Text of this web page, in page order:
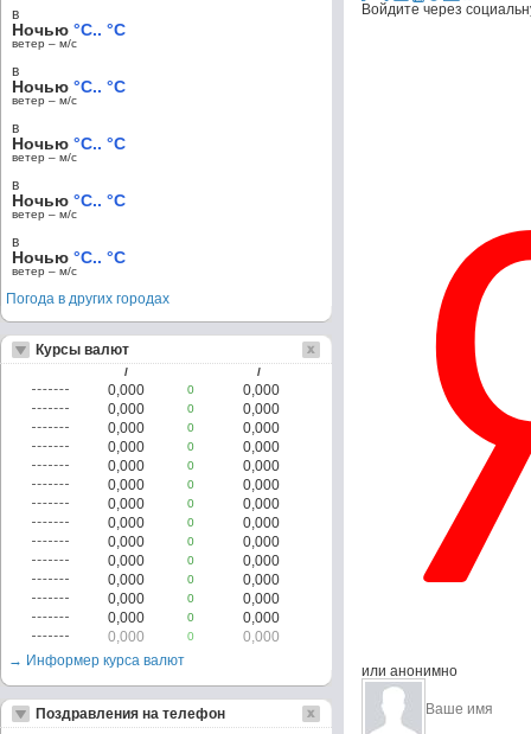
Войдите через
или анонимно
в
Ночью °C.. °C
ветер – м/c
в
Ночью °C.. °C
ветер – м/c
в
Ночью °C.. °C
ветер – м/c
в
Ночью °C.. °C
ветер – м/c
в
Ночью °C.. °C
ветер – м/c
Погода в других городах
Курсы валют
/ /
0,000 0
0,000
0,000
0
0,000
0,000
0
0,000
0,000
0
0,000
0,000
0
0,000
0,000
0
0,000
0,000
0
0,000
0,000
0
0,000
0,000
0
0,000
0,000
0
0,000
0,000
0
0,000
0,000
0
0,000
0,000
0
0,000
0,000
0
0,000
→ Информер курса валют
Поздравления на телефон